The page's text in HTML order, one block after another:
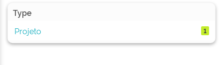
Type
Projeto
1